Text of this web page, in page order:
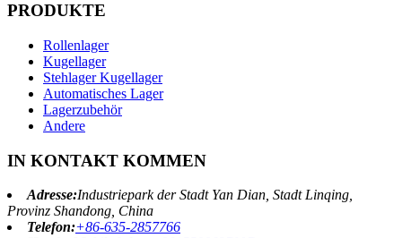
PRODUKTE
Rollenlager
Kugellager
Stehlager Kugellager
Automatisches Lager
Lagerzubehör
Andere
IN KONTAKT KOMMEN
Adresse:Industriepark der Stadt Yan Dian, Stadt Linqing,
Provinz Shandong, China
Telefon:+86-635-2857766